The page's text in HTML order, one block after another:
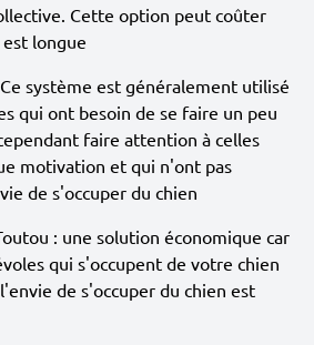
Cette option peut coûter
longue
système est généralement utilisé
qui ont besoin de se faire un peu
faire attention à celles
motivation et qui n'ont pas
de s'occuper du chien
: une solution économique car
qui s'occupent de votre chien
de s'occuper du chien est